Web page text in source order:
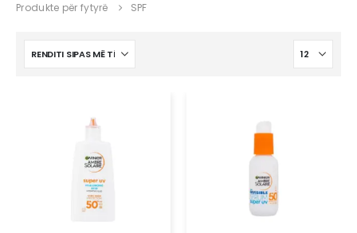
Produkte për fytyrë
SPF